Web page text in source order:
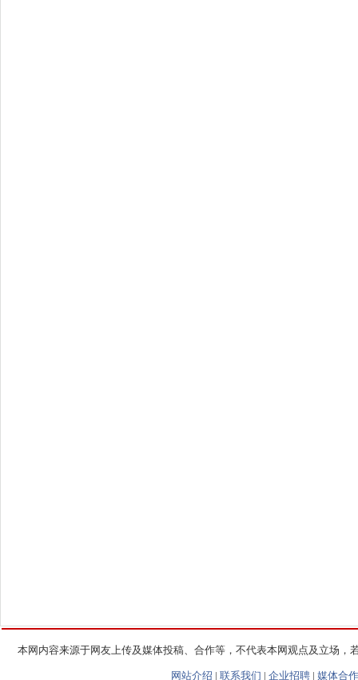
本网内容来源于网友上传及媒体投稿、合作等，不代表本网观点及立场
网站介绍 | 联系我们 | 企业招聘 | 媒体合作